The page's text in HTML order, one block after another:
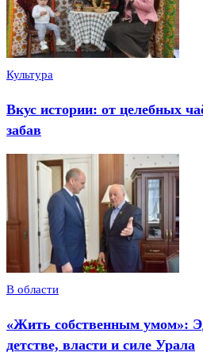
Культура
Вкус истории: от целебных
забав
В области
«Жить собственным умом»:
детстве, власти и силе Урала